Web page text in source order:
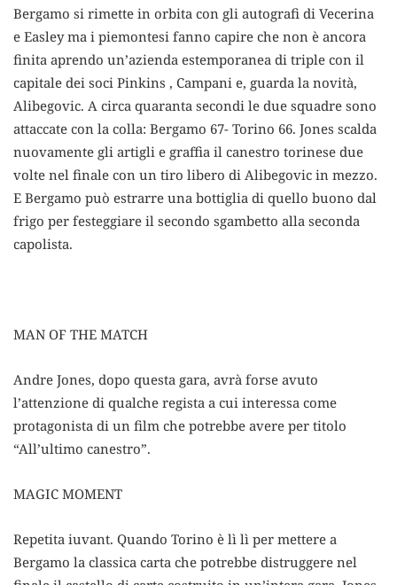
Bergamo si rimette in orbita con gli autografi di Vecerina
e Easley ma i piemontesi fanno capire che non è ancora
finita aprendo un’azienda estemporanea di triple con il
capitale dei soci Pinkins , Campani e, guarda la novità,
Alibegovic. A circa quaranta secondi le due squadre sono
attaccate con la colla: Bergamo 67- Torino 66. Jones scalda
nuovamente gli artigli e graffia il canestro torinese due
volte nel finale con un tiro libero di Alibegovic in mezzo.
E Bergamo può estrarre una bottiglia di quello buono dal
frigo per festeggiare il secondo sgambetto alla seconda
capolista.
MAN OF THE MATCH
Andre Jones, dopo questa gara, avrà forse avuto
l’attenzione di qualche regista a cui interessa come
protagonista di un film che potrebbe avere per titolo
“All’ultimo canestro”.
MAGIC MOMENT
Repetita iuvant. Quando Torino è lì lì per mettere a
Bergamo la classica carta che potrebbe distruggere nel